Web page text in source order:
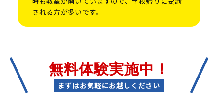
される方が多いです。
無料体験実施中！
まずはお気軽にお越しください